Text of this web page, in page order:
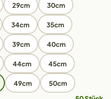
29cm 30cm
34cm 35cm
39cm 40cm
44cm 45cm
49cm 50cm